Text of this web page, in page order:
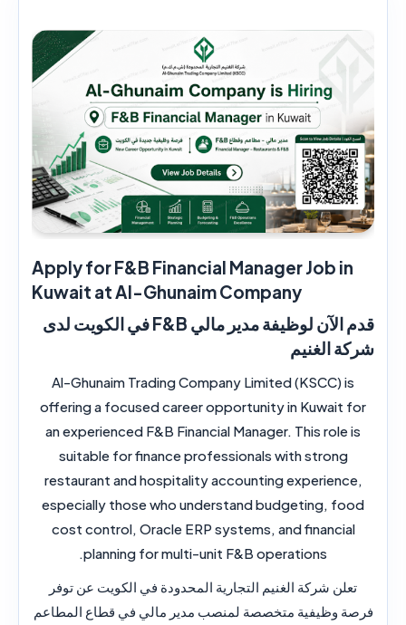
Apply for F&B Financial Manager Job in
Kuwait at Al-Ghunaim Company
قدم الآن لوظيفة مدير مالي F&B في الكويت لدى
شركة الغنيم
Al-Ghunaim Trading Company Limited (KSCC) is
offering a focused career opportunity in Kuwait for
an experienced F&B Financial Manager. This role is
suitable for finance professionals with strong
restaurant and hospitality accounting experience,
especially those who understand budgeting, food
cost control, Oracle ERP systems, and financial
planning for multi-unit F&B operations.
تعلن شركة الغنيم التجارية المحدودة في الكويت عن توفر
فرصة وظيفية متخصصة لمنصب مدير مالي في قطاع المطاعم